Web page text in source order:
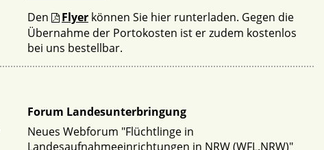
Den
Flyer können Sie hier runterladen. Gegen die
Übernahme der Portokosten ist er zudem kostenlos
bei uns bestellbar.
Forum Landesunterbringung
Neues Webforum "Flüchtlinge in
Landesaufnahmeeinrichtungen in NRW (WFL.NRW)"